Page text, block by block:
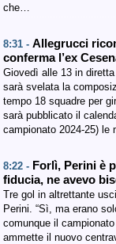
che…
8:31 - Allegrucci
conferma l’ex
Giovedì alle 13 in
sarà svelata la
tempo 18 squadre per
sarà pubblicato il
campionato 2024-25) le
8:22 - Forlì, Perini è
fiducia, ne avevo
Tre gol in altrettante
Perini. “Sì, ma erano
comunque il
ammette il nuovo